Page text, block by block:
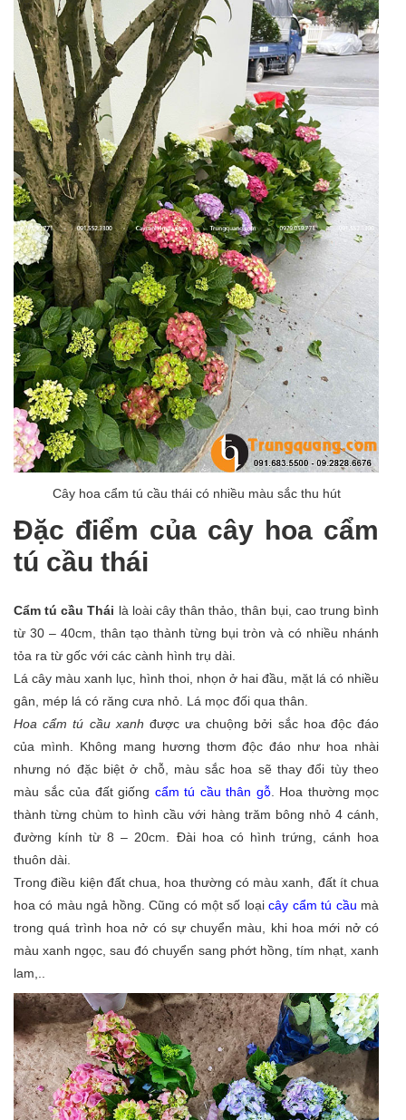
Cây hoa cẩm tú cầu thái có nhiều màu sắc thu hút
Đặc điểm của cây hoa cẩm
tú cầu thái
Cẩm tú cầu Thái là loài cây thân thảo, thân bụi, cao trung bình
từ 30 – 40cm, thân tạo thành từng bụi tròn và có nhiều nhánh
tỏa ra từ gốc với các cành hình trụ dài.
Lá cây màu xanh lục, hình thoi, nhọn ở hai đầu, mặt lá có nhiều
gân, mép lá có răng cưa nhỏ. Lá mọc đối qua thân.
Hoa cẩm tú cầu xanh được ưa chuộng bởi sắc hoa độc đáo
của mình. Không mang hương thơm độc đáo như hoa nhài
nhưng nó đặc biệt ở chỗ, màu sắc hoa sẽ thay đổi tùy theo
màu sắc của đất giống cẩm tú cầu thân gỗ. Hoa thường mọc
thành từng chùm to hình cầu với hàng trăm bông nhỏ 4 cánh,
đường kính từ 8 – 20cm. Đài hoa có hình trứng, cánh hoa
thuôn dài.
Trong điều kiện đất chua, hoa thường có màu xanh, đất ít chua
hoa có màu ngả hồng. Cũng có một số loạicây cẩm tú cầu mà
trong quá trình hoa nở có sự chuyển màu, khi hoa mới nở có
màu xanh ngọc, sau đó chuyển sang phớt hồng, tím nhạt, xanh
lam,..